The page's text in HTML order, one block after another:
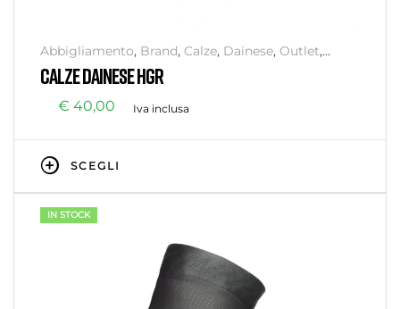
Abbigliamento, Brand, Calze, Dainese, Outlet,
Senza categoria
CALZE DAINESE HGR
€ 40,00 Iva inclusa
SCEGLI
IN STOCK